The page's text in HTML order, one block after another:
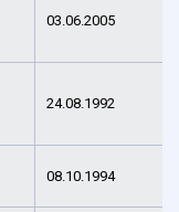
03.06.2005
24.08.1992
08.10.1994